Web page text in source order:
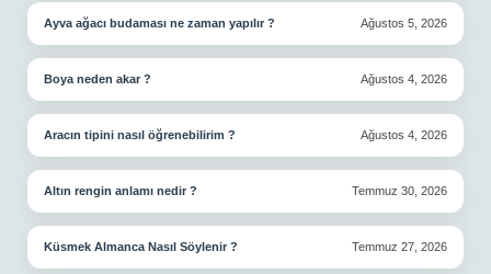
Ayva ağacı budaması ne zaman yapılır ? Ağustos 5, 2026
Boya neden akar ? Ağustos 4, 2026
Aracın tipini nasıl öğrenebilirim ? Ağustos 4, 2026
Altın rengin anlamı nedir ? Temmuz 30, 2026
Küsmek Almanca Nasıl Söylenir ? Temmuz 27, 2026